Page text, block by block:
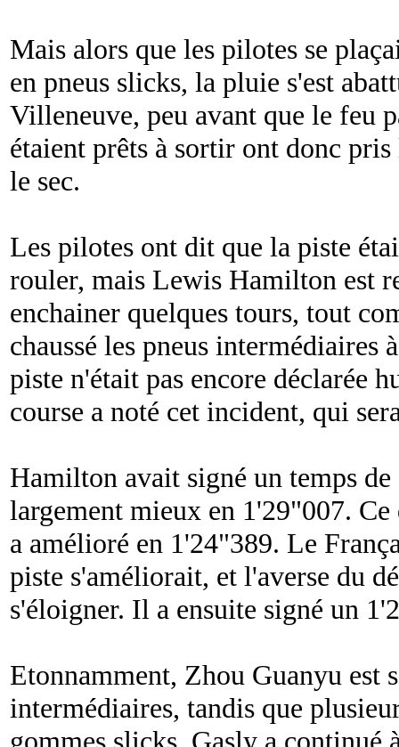
Mais alors que les pilotes se
en pneus slicks, la pluie s'est
Villeneuve, peu avant que le feu
étaient prêts à sortir ont donc
le sec.
Les pilotes ont dit que la piste
rouler, mais Lewis Hamilton est
enchainer quelques tours, tout
chaussé les pneus intermédiaires
piste n'était pas encore déclarée
course a noté cet incident, qui
Hamilton avait signé un temps
largement mieux en 1'29"007.
a amélioré en 1'24"389. Le
piste s'améliorait, et l'averse du
s'éloigner. Il a ensuite signé un
Etonnamment, Zhou Guanyu est
intermédiaires, tandis que
gommes slicks. Gasly a continué